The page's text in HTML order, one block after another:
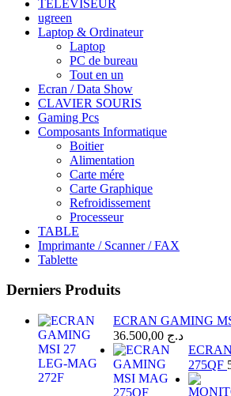
TELEVISEUR
ugreen
Laptop & Ordinateur
Laptop
PC de bureau
Tout en un
Ecran / Data Show
CLAVIER SOURIS
Gaming Pcs
Composants Informatique
Boitier
Alimentation
Carte mére
Carte Graphique
Refroidissement
Processeur
TABLE
Imprimante / Scanner / FAX
Tablette
Derniers Produits
ECRAN GAMING
د.ج
275QF